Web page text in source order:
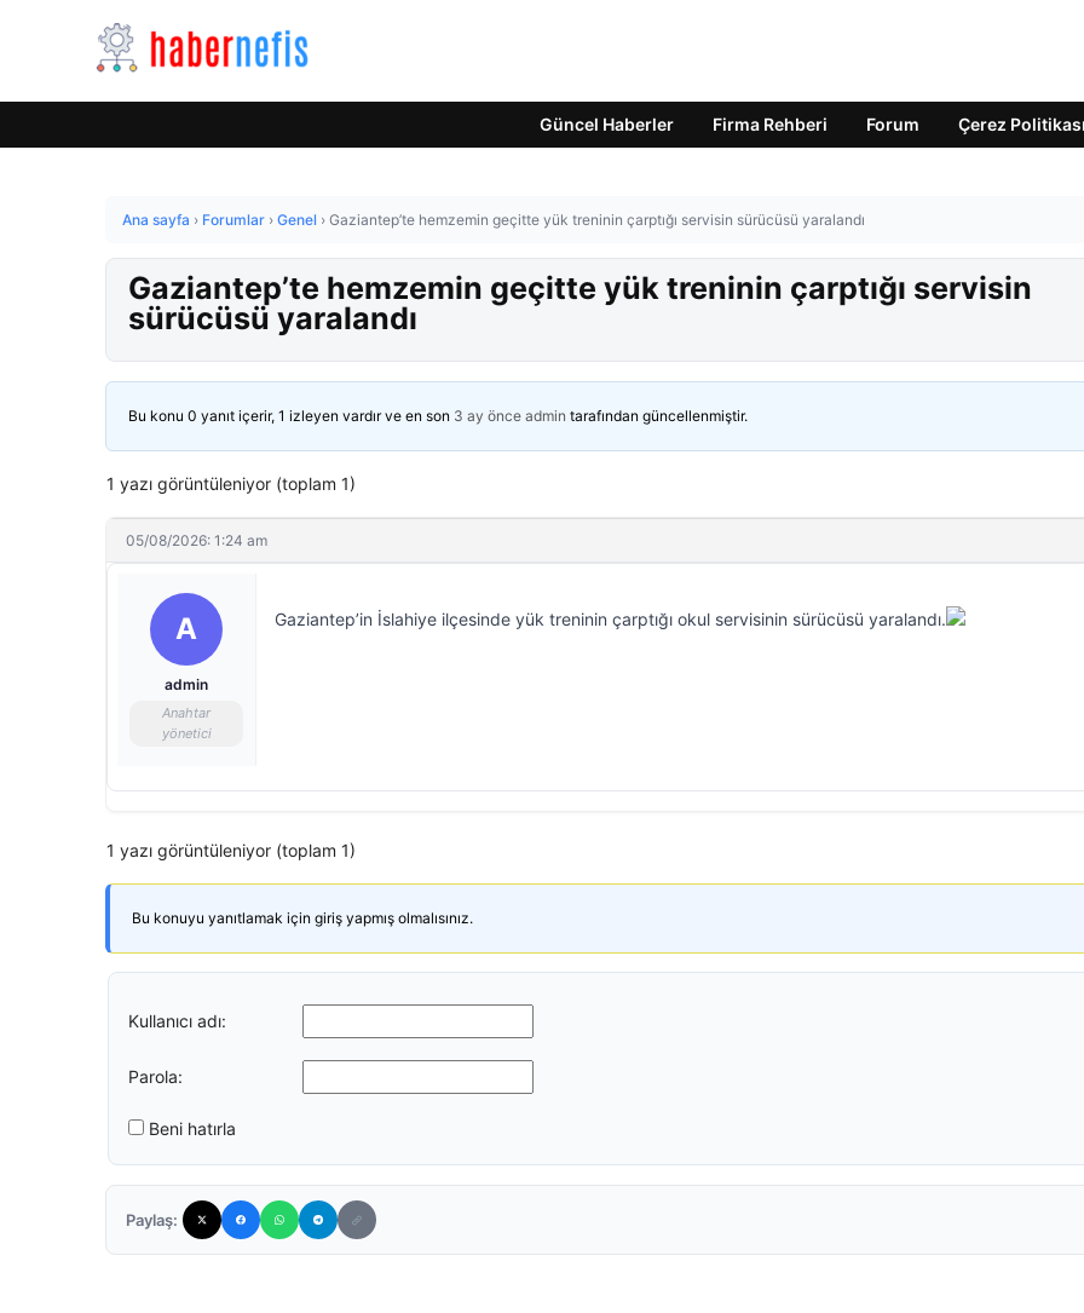
Güncel Haberler Firma Rehberi Forum Çerez Politikası
Ana sayfa › Forumlar › Genel › Gaziantep’te hemzemin geçitte yük treninin çarptığı servisin sürücüsü yaralandı
Gaziantep’te hemzemin geçitte yük treninin çarptığı servisin
sürücüsü yaralandı
Bu konu 0 yanıt içerir, 1 izleyen vardır ve en son 3 ay önce admin tarafından güncellenmiştir.
1 yazı görüntüleniyor (toplam 1)
05/08/2026: 1:24 am
A
admin
Anahtar
yönetici
Gaziantep’in İslahiye ilçesinde yük treninin çarptığı okul servisinin sürücüsü yaralandı.
1 yazı görüntüleniyor (toplam 1)
Bu konuyu yanıtlamak için giriş yapmış olmalısınız.
Kullanıcı adı:
Parola:
Beni hatırla
Paylaş: